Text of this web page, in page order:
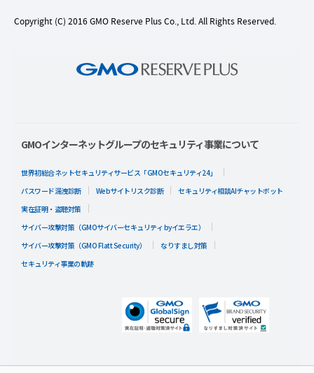
Copyright (C) 2016 GMO Reserve Plus Co., Ltd. All Rights Reserved.
GMOインターネットグループのセキュリティ事業について
世界初総合ネットセキュリティサービス「GMOセキュリティ24」
パスワード漏洩診断
Webサイトリスク診断
セキュリティ相談AIチャットボット
実在証明・盗聴対策
サイバー攻撃対策（GMOサイバーセキュリティ byイエラエ）
サイバー攻撃対策（GMO Flatt Security）
なりすまし対策
セキュリティ事業の軌跡